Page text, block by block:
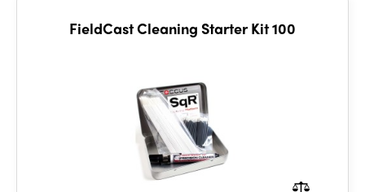
FieldCast Cleaning Starter Kit 100